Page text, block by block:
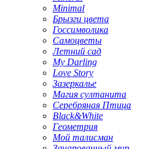
Minimal
Брызги цвета
Госсимволика
Самоцветы
Летний сад
My Darling
Love Story
Зазеркалье
Магия султанита
Серебряная Птица
Black&White
Геометрия
Мой талисман